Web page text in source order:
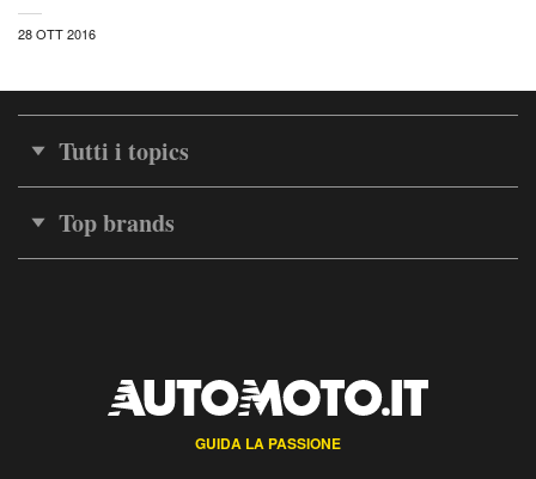
28 OTT 2016
Tutti i topics
Top brands
GUIDA LA PASSIONE